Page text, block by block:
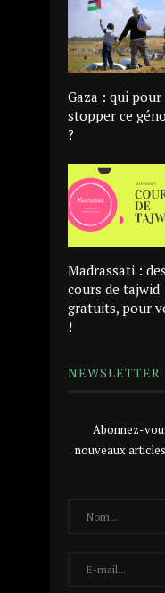
Gaza : qui pour
stopper ce
?
Madrassati : des
cours de tajwid
gratuits, pour
!
NEWSLETTER
Abonnez-
nouveaux